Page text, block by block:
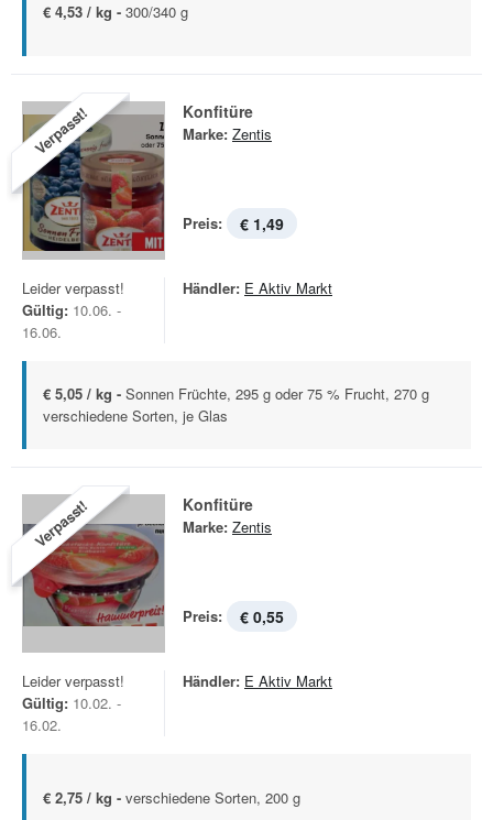
€ 4,53 / kg - 300/340 g
Verpasst! Konfitüre
Marke: Zentis
Preis: € 1,49
Leider verpasst!
Gültig: 10.06. -
16.06.
Händler: E Aktiv Markt
€ 5,05 / kg - Sonnen Früchte, 295 g oder 75 % Frucht, 270 g
verschiedene Sorten, je Glas
Verpasst! Konfitüre
Marke: Zentis
Preis: € 0,55
Leider verpasst!
Gültig: 10.02. -
16.02.
Händler: E Aktiv Markt
€ 2,75 / kg - verschiedene Sorten, 200 g